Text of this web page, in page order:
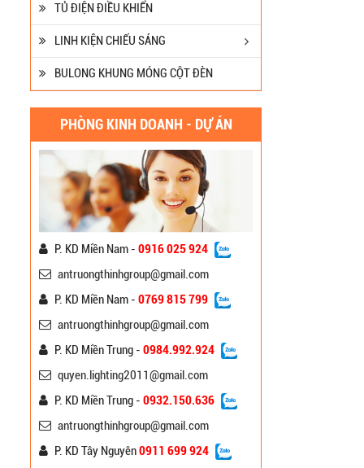
TỦ ĐIỆN ĐIỀU KHIỂN
LINH KIỆN CHIẾU SÁNG
BULONG KHUNG MÓNG CỘT ĐÈN
PHÒNG KINH DOANH - DỰ ÁN
P. KD Miền Nam - 0916 025 924
antruongthinhgroup@gmail.com
P. KD Miền Nam - 0769 815 799
antruongthinhgroup@gmail.com
P. KD Miền Trung - 0984.992.924
quyen.lighting2011@gmail.com
P. KD Miền Trung - 0932.150.636
antruongthinhgroup@gmail.com
P. KD Tây Nguyên0911 699 924
Cột Đèn Đế Gang Trang
Trí Công Viên